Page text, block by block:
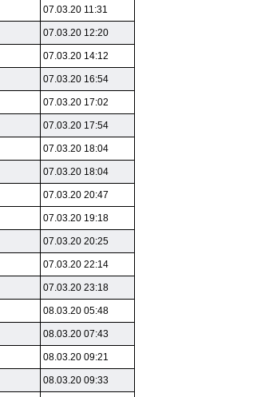
07.03.20 11:31
07.03.20 12:20
07.03.20 14:12
07.03.20 16:54
07.03.20 17:02
07.03.20 17:54
07.03.20 18:04
07.03.20 18:04
07.03.20 20:47
07.03.20 19:18
07.03.20 20:25
07.03.20 22:14
07.03.20 23:18
08.03.20 05:48
08.03.20 07:43
08.03.20 09:21
08.03.20 09:33